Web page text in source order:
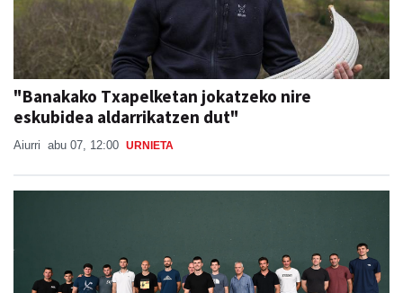
"Banakako Txapelketan jokatzeko nire
eskubidea aldarrikatzen dut"
Aiurri abu 07, 12:00 URNIETA